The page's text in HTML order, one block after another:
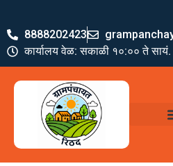
8888202423
कार्यालय वेळ: सकाळी १०:०० ते